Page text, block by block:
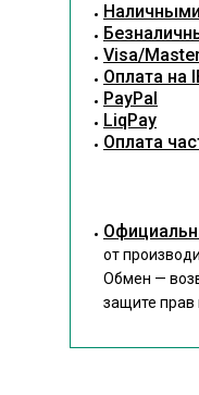
Наличными
Visa/
Оплата на
PayPal
LiqPay
Оплата
от
Обмен —
защите прав